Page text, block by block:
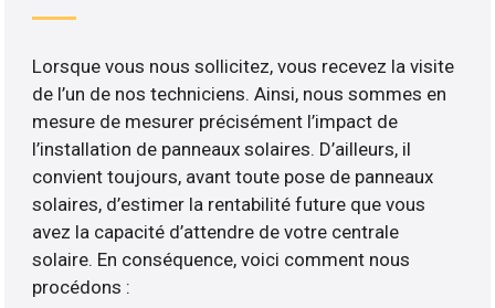
Lorsque vous nous sollicitez, vous recevez la visite
de l’un de nos techniciens. Ainsi, nous sommes en
mesure de mesurer précisément l’impact de
l’installation de panneaux solaires. D’ailleurs, il
convient toujours, avant toute pose de panneaux
solaires, d’estimer la rentabilité future que vous
avez la capacité d’attendre de votre centrale
solaire. En conséquence, voici comment nous
procédons :